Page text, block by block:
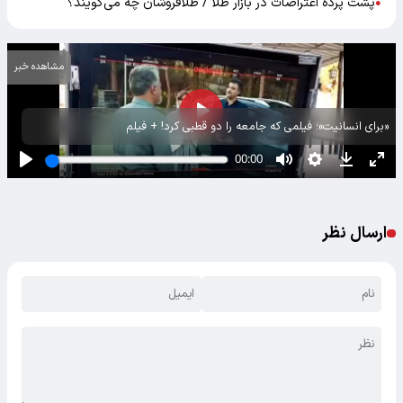
●
«برای انسانیت»؛ فیلمی که جامعه را دو قطبی کرد! + فیلم
مشاهده خبر
ارسال نظر